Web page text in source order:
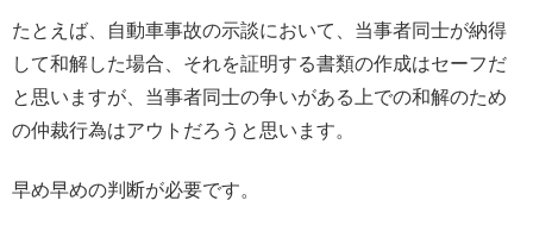
たとえば、自動車事故の示談において、当事者同士が納得
して和解した場合、それを証明する書類の作成はセーフだ
と思いますが、当事者同士の争いがある上での和解のため
の仲裁行為はアウトだろうと思います。
早め早めの判断が必要です。